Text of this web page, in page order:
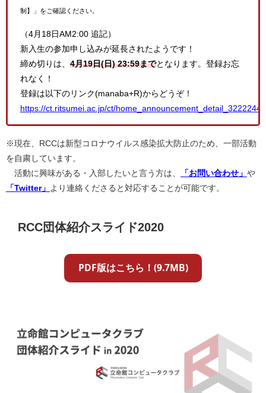
制】」をご確認ください。
（4月18日AM2:00 追記）
新入生の参加申し込みが延長されたようです！
締め切りは、 4月19日(日) 23:59までとなります。登録お忘
れなく！
登録は以下のリンク(manaba+R)からどうぞ！
https://ct.ritsumei.ac.jp/ct/
※現在、RCCは新型コロナウイルス感染拡大防止のため、一部活動
を自粛しています。
活動に興味がある・入部したいと言う方は、
「お問い合わせ」 や
「Twitter」
より連絡くださると対応することが可能です。
RCC団体紹介スライド2020
PDF版はこちら！(9.7MB)